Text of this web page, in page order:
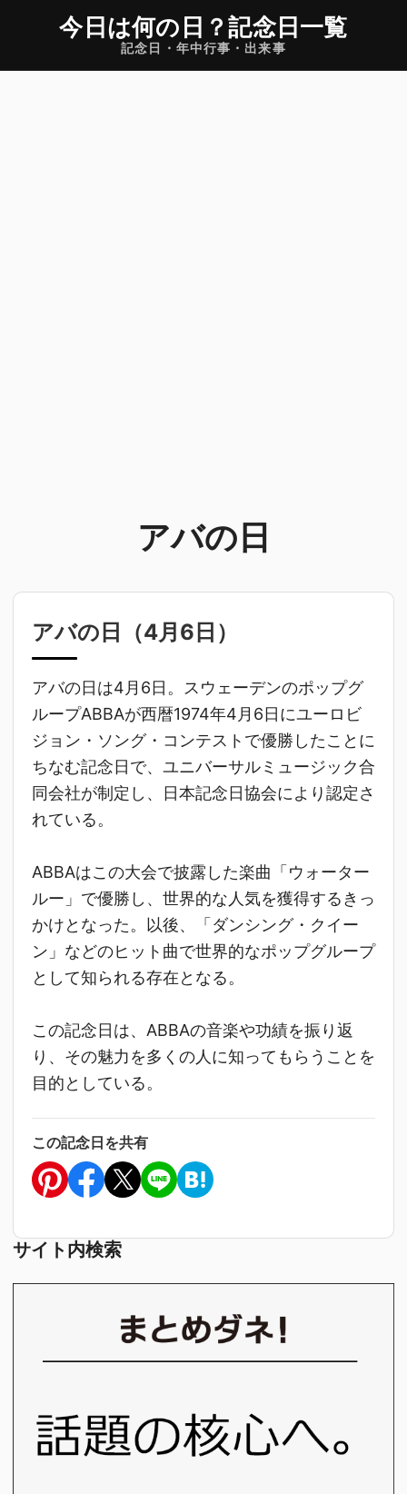
今日は何の日 ？記念日一覧
記念日・年中行事・出来事
アバの日
アバの日（4月6日 ）
アバの日は4月6日。スウェーデンのポップグ
ループABBAが西暦1974年4月6日にユーロビ
ジョン・ソング・コンテストで優勝したことに
ちなむ記念日で、ユニバーサルミュージック合
同会社が制定し、日本記念日協会により認定さ
れている。
ABBAはこの大会で披露した楽曲「ウォーター
ルー」で優勝し、世界的な人気を獲得するきっ
かけとなった。以後、「ダンシング・クイー
ン」などのヒット曲で世界的なポップグループ
として知られる存在となる。
この記念日は、ABBAの音楽や功績を振り返
り、その魅力を多くの人に知ってもらうことを
目的としている。
この記念日を共有
サイト内検索